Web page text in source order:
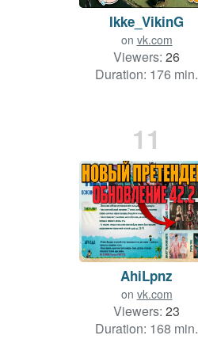
Ikke_VikinG
on vk.com
Viewers: 26
Duration: 176 min.
11
AhiLpnz
on vk.com
Viewers: 23
Duration: 168 min.